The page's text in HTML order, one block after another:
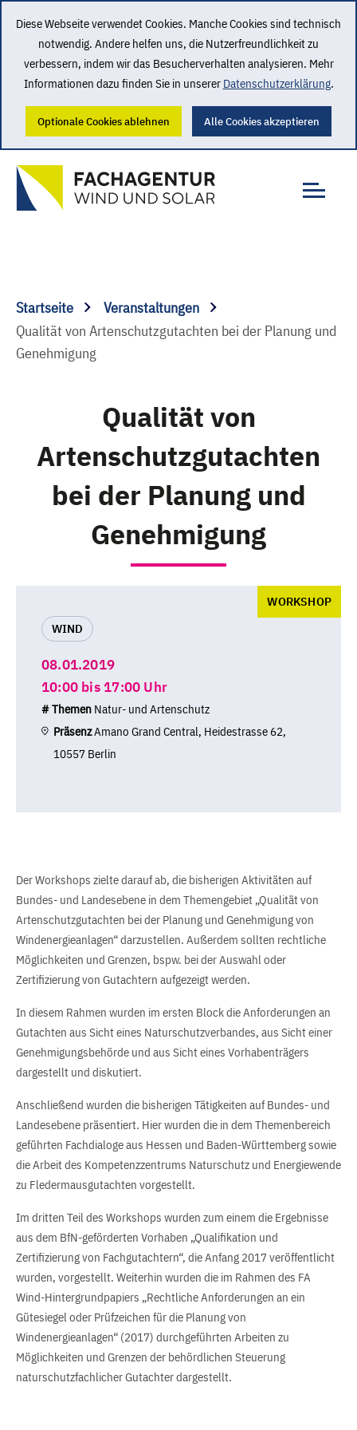
Diese Webseite verwendet Cookies. Manche Cookies sind technisch
notwendig. Andere helfen uns, die Nutzerfreundlichkeit zu
verbessern, indem wir das Besucherverhalten analysieren. Mehr
Informationen dazu finden Sie in unserer Datenschutzerklärung.
Optionale Cookies ablehnen Alle Cookies akzeptieren
Startseite
Veranstaltungen
Qualität von Artenschutzgutachten bei der Planung und
Genehmigung
Qualität von
Artenschutzgutachten
bei der Planung und
Genehmigung
WORKSHOP
WIND
08.01.2019
10:00 bis 17:00 Uhr
# Themen Natur- und Artenschutz
PräsenzAmano Grand Central, Heidestrasse 62,
10557 Berlin
Der Workshops zielte darauf ab, die bisherigen Aktivitäten auf
Bundes- und Landesebene in dem Themengebiet „Qualität von
Artenschutzgutachten bei der Planung und Genehmigung von
Windenergieanlagen“ darzustellen. Außerdem sollten rechtliche
Möglichkeiten und Grenzen, bspw. bei der Auswahl oder
Zertifizierung von Gutachtern aufgezeigt werden.
In diesem Rahmen wurden im ersten Block die Anforderungen an
Gutachten aus Sicht eines Naturschutzverbandes, aus Sicht einer
Genehmigungsbehörde und aus Sicht eines Vorhabenträgers
dargestellt und diskutiert.
Anschließend wurden die bisherigen Tätigkeiten auf Bundes- und
Landesebene präsentiert. Hier wurden die in dem Themenbereich
geführten Fachdialoge aus Hessen und Baden-Württemberg sowie
die Arbeit des Kompetenzzentrums Naturschutz und Energiewende
zu Fledermausgutachten vorgestellt.
Im dritten Teil des Workshops wurden zum einem die Ergebnisse
aus dem BfN-geförderten Vorhaben „Qualifikation und
Zertifizierung von Fachgutachtern“, die Anfang 2017 veröffentlicht
wurden, vorgestellt. Weiterhin wurden die im Rahmen des FA
Wind-Hintergrundpapiers „Rechtliche Anforderungen an ein
Gütesiegel oder Prüfzeichen für die Planung von
Windenergieanlagen“ (2017) durchgeführten Arbeiten zu
Möglichkeiten und Grenzen der behördlichen Steuerung
naturschutzfachlicher Gutachter dargestellt.